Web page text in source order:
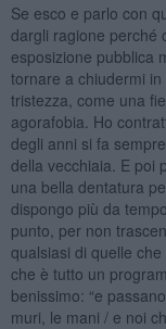
Se esco e parlo con
dargli ragione perché
esposizione pubblica
tornare a chiudermi in
tristezza, come una
agorafobia. Ho
degli anni si fa
della vecchiaia. E poi
una bella dentatura
dispongo più da
punto, per non
qualsiasi di quelle
che è tutto un
benissimo: “e
muri, le mani / e noi